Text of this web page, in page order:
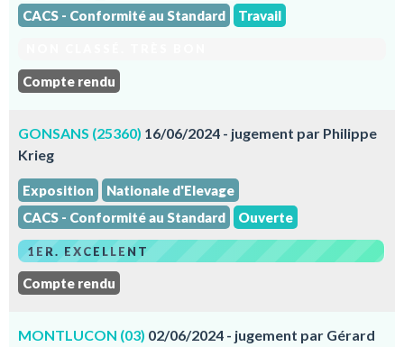
CACS - Conformité au Standard
Travail
Compte rendu
GONSANS (25360) 16/06/2024 - jugement par Philippe
Krieg
Exposition
Nationale d'Elevage
CACS - Conformité au Standard
Ouverte
1ER. EXCELLENT
Compte rendu
MONTLUCON (03) 02/06/2024 - jugement par Gérard